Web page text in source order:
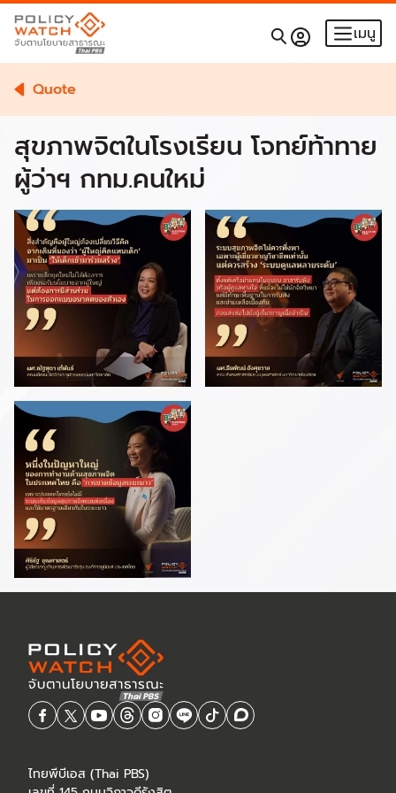
เมนู
Quote
สุขภาพจิตในโรงเรียน โจทย์ท้าทาย
ผู้ว่าฯ กทม.คนใหม่
ไทยพีบีเอส (Thai PBS)